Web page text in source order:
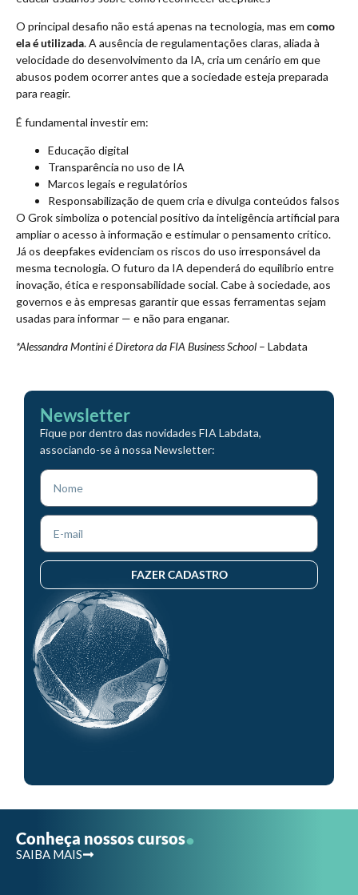
O principal desafio não está apenas na tecnologia, mas em como
ela é utilizada. A ausência de regulamentações claras, aliada à
velocidade do desenvolvimento da IA, cria um cenário em que
abusos podem ocorrer antes que a sociedade esteja preparada
para reagir.
É fundamental investir em:
Educação digital
Transparência no uso de IA
Marcos legais e regulatórios
Responsabilização de quem cria e divulga conteúdos falsos
O Grok simboliza o potencial positivo da inteligência artificial para
ampliar o acesso à informação e estimular o pensamento crítico.
Já os deepfakes evidenciam os riscos do uso irresponsável da
mesma tecnologia. O futuro da IA dependerá do equilíbrio entre
inovação, ética e responsabilidade social. Cabe à sociedade, aos
governos e às empresas garantir que essas ferramentas sejam
usadas para informar — e não para enganar.
*Alessandra Montini é Diretora da FIA Business School – Labdata
Newsletter
Fique por dentro das novidades FIA Labdata,
associando-se à nossa Newsletter:
FAZER CADASTRO
Conheça nossos cursos.
SAIBA MAIS